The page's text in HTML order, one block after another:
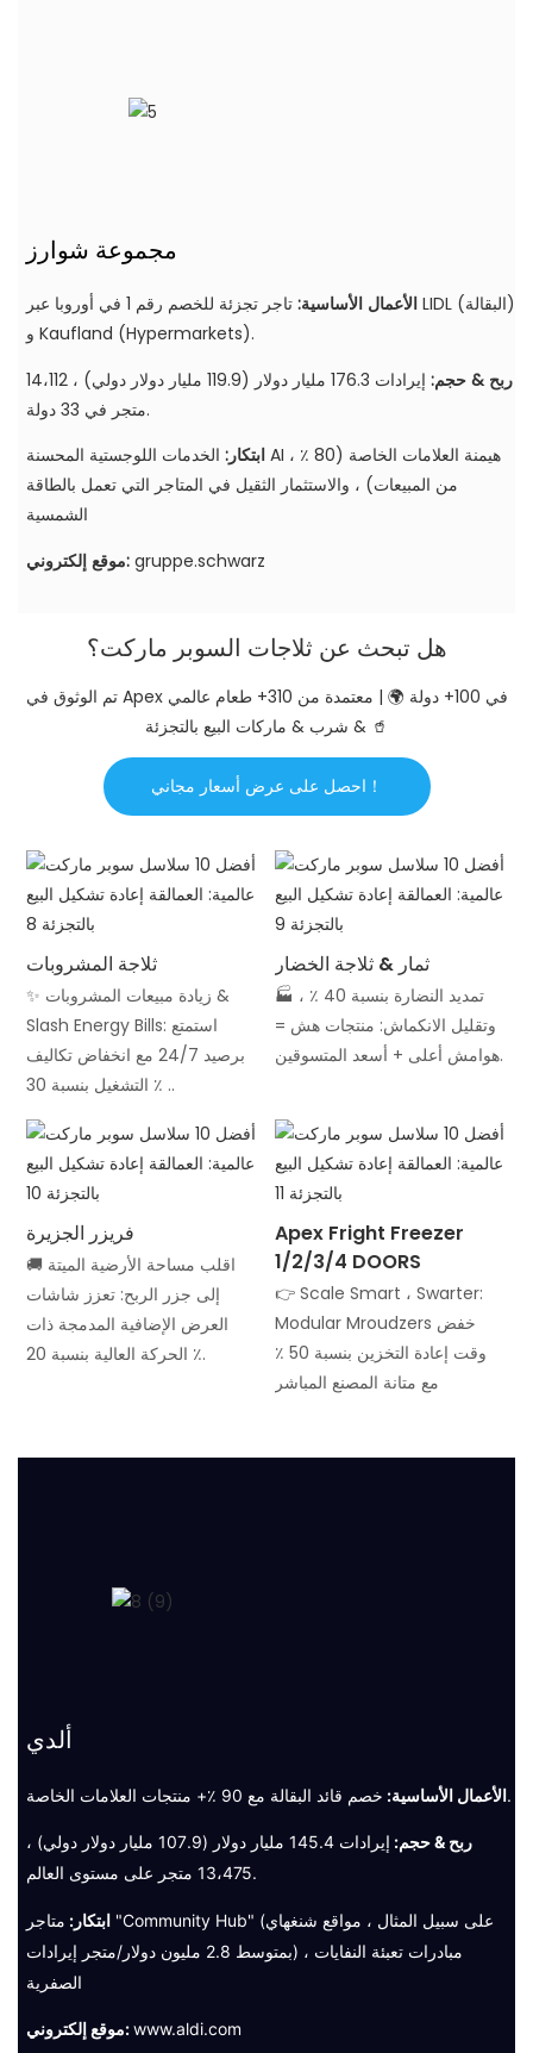
مجموعة شوارز
الأعمال الأساسية:
تاجر تجزئة للخصم رقم 1 في أوروبا عبر LIDL (البقالة)
و Kaufland (Hypermarkets).
ربح & حجم:
إيرادات 176.3 مليار دولار (119.9 مليار دولار دولي) ، 14،112
متجر في 33 دولة.
ابتكار: الخدمات اللوجستية المحسنة AI ، هيمنة العلامات الخاصة (80 ٪
من المبيعات) ، والاستثمار الثقيل في المتاجر التي تعمل بالطاقة
الشمسية
موقع إلكتروني: gruppe.schwarz
هل تبحث عن ثلاجات السوبر ماركت؟
تم الوثوق في Apex في 100+ دولة 🌍 | معتمدة من 310+ طعام عالمي
& شرب & ماركات البيع بالتجزئة 🥤
احصل على عرض أسعار مجاني！
ثلاجة المشروبات
✨ زيادة مبيعات المشروبات &
Slash Energy Bills: استمتع
برصيد 24/7 مع انخفاض تكاليف
التشغيل بنسبة 30 ٪ ..
ثمار & ثلاجة الخضار
🏭 تمديد النضارة بنسبة 40 ٪ ،
وتقليل الانكماش: منتجات هش =
هوامش أعلى + أسعد المتسوقين.
فريزر الجزيرة
🚚 اقلب مساحة الأرضية الميتة
إلى جزر الربح: تعزز شاشات
العرض الإضافية المدمجة ذات
الحركة العالية بنسبة 20 ٪.
Apex Fright Freezer
1/2/3/4 DOORS
👉 Scale Smart ، Swarter:
Modular Mroudzers خفض
وقت إعادة التخزين بنسبة 50 ٪
مع متانة المصنع المباشر
ألدي
الأعمال الأساسية:خصم قائد البقالة مع 90 ٪+ منتجات العلامات الخاصة.
ربح & حجم:
إيرادات 145.4 مليار دولار (107.9 مليار دولار دولي) ،
13،475 متجر على مستوى العالم.
ابتكار: متاجر "Community Hub" (على سبيل المثال ، مواقع شنغهاي
بمتوسط ​​2.8 مليون دولار/متجر إيرادات) ، مبادرات تعبئة النفايات
موقع إلكتروني:www.aldi.com